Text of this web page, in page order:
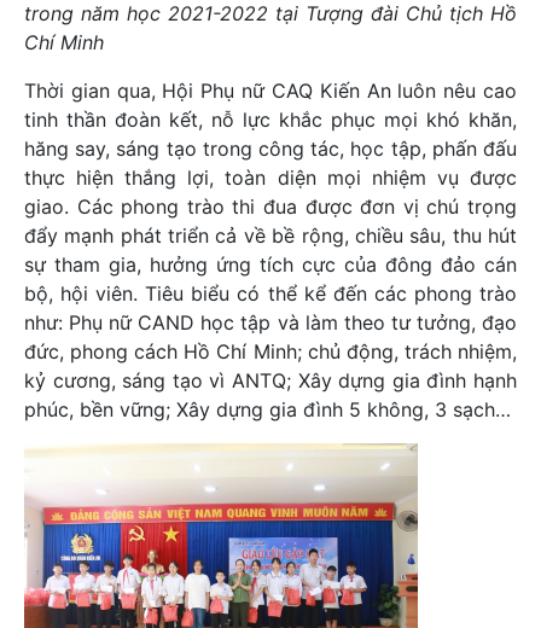
trong năm học 2021-2022 tại Tượng đài Chủ tịch Hồ
Chí Minh
Thời gian qua, Hội Phụ nữ CAQ Kiến An luôn nêu cao
tinh thần đoàn kết, nỗ lực khắc phục mọi khó khăn,
hăng say, sáng tạo trong công tác, học tập, phấn đấu
thực hiện thắng lợi, toàn diện mọi nhiệm vụ được
giao. Các phong trào thi đua được đơn vị chú trọng
đẩy mạnh phát triển cả về bề rộng, chiều sâu, thu hút
sự tham gia, hưởng ứng tích cực của đông đảo cán
bộ, hội viên. Tiêu biểu có thể kể đến các phong trào
như: Phụ nữ CAND học tập và làm theo tư tưởng, đạo
đức, phong cách Hồ Chí Minh; chủ động, trách nhiệm,
kỷ cương, sáng tạo vì ANTQ; Xây dựng gia đình hạnh
phúc, bền vững; Xây dựng gia đình 5 không, 3 sạch…